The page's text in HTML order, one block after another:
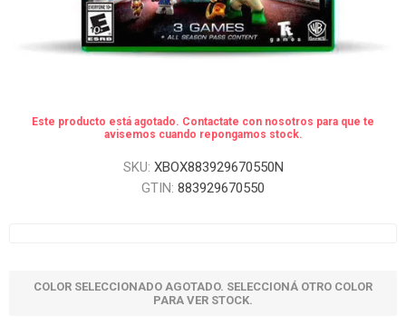
Este producto está agotado. Contactate con nosotros para que te
avisemos cuando repongamos stock.
SKU: XBOX883929670550N
GTIN: 883929670550
COLOR SELECCIONADO AGOTADO. SELECCIONÁ OTRO COLOR
PARA VER STOCK.